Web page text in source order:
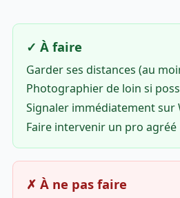
✓ À faire
Garder ses distances (au
Photographier de loin si
Signaler immédiatement sur
Faire intervenir un pro agréé
✗ À ne pas faire